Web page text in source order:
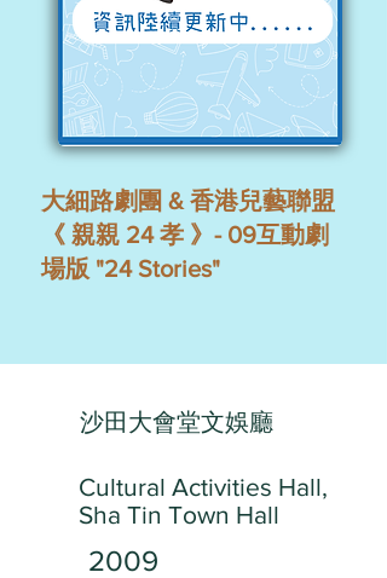
大細路劇團 & 香港兒藝聯盟
《 親親 24 孝 》- 09互動劇
場版 "24 Stories"
沙田大會堂文娛廳
Cultural Activities Hall,
Sha Tin Town Hall
2009